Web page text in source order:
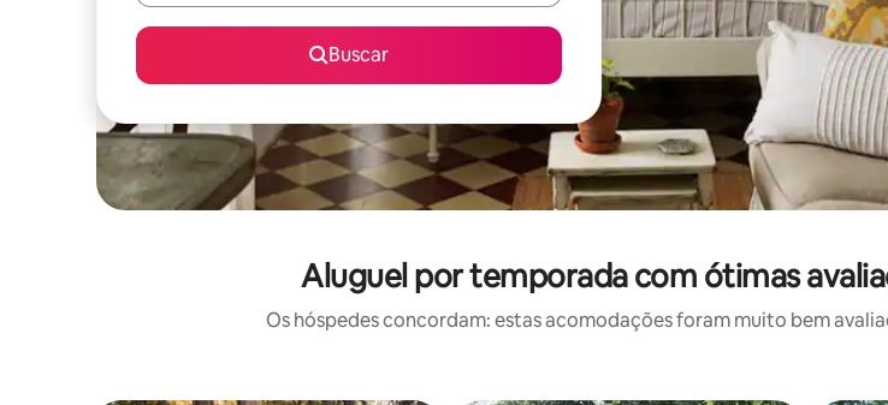
Buscar
Aluguel por temporada com ótimas
Os hóspedes concordam: estas acomodações foram muito bem